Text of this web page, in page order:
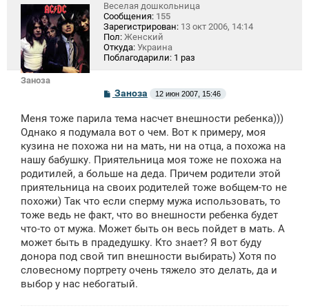
Заноза
Веселая дошкольница
Сообщения: 155
Зарегистрирован: 13 окт 2006, 14:14
Пол: Женский
Откуда: Украина
Поблагодарили: 1 раз
С
б
щ
н
и
Заноза 12 июн 2007, 15:46
Меня тоже парила тема насчет внешности ребенка)))
Однако я подумала вот о чем. Вот к примеру, моя
кузина не похожа ни на мать, ни на отца, а похожа на
нашу бабушку. Приятельница моя тоже не похожа на
родитилей, а больше на деда. Причем родители этой
приятельница на своих родителей тоже вобщем-то не
похожи) Так что если сперму мужа использовать, то
тоже ведь не факт, что во внешности ребенка будет
что-то от мужа. Может быть он весь пойдет в мать. А
может быть в прадедушку. Кто знает? Я вот буду
донора под свой тип внешности выбирать) Хотя по
словесному портрету очень тяжело это делать, да и
выбор у нас небогатый.